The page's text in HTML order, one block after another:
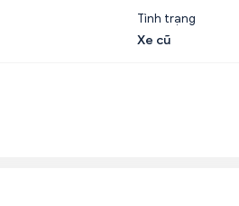
Tình trạng
Xe cũ